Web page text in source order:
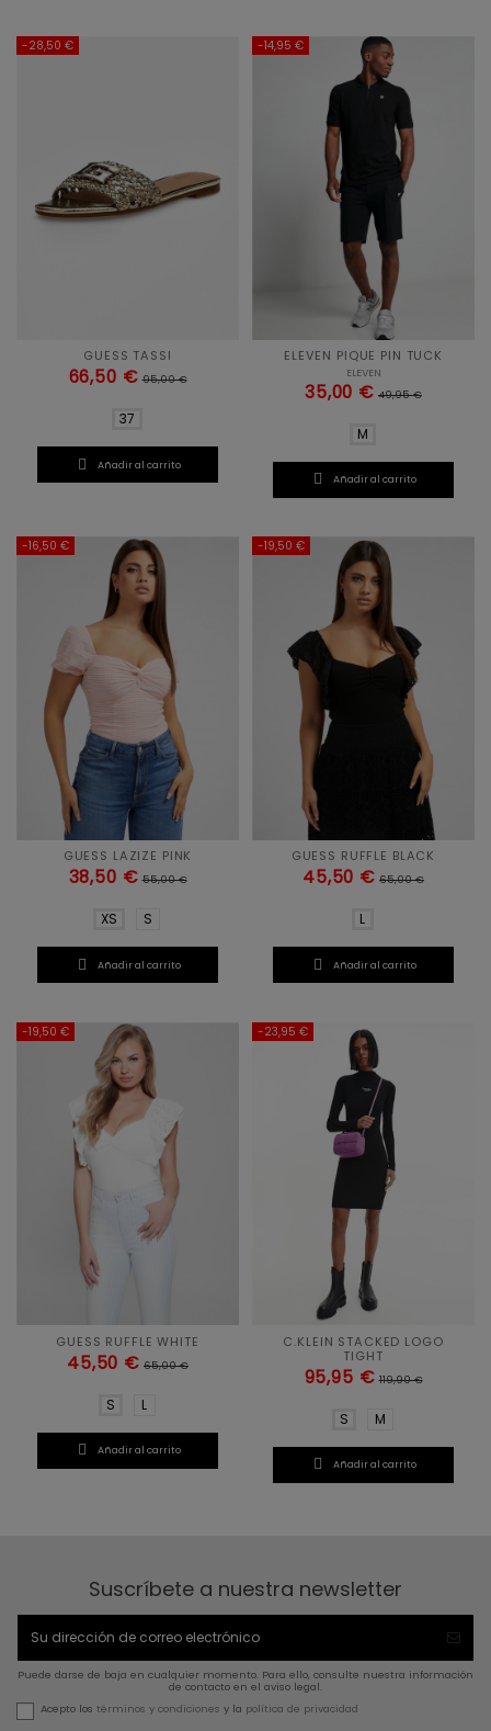
-28,50 €
GUESS TASSI
66,50 € 95,00 €
37
 Añadir al carrito
-14,95 €
ELEVEN PIQUE PIN TUCK
ELEVEN
35,00 € 49,95 €
M
 Añadir al carrito
-16,50 €
GUESS LAZIZE PINK
38,50 € 55,00 €
XS S
 Añadir al carrito
-19,50 €
GUESS RUFFLE BLACK
45,50 € 65,00 €
L
 Añadir al carrito
-19,50 €
GUESS RUFFLE WHITE
45,50 € 65,00 €
S L
 Añadir al carrito
-23,95 €
C.KLEIN STACKED LOGO
TIGHT
95,95 € 119,90 €
S M
 Añadir al carrito
Suscríbete a nuestra newsletter
Puede darse de baja en cualquier momento. Para ello, consulte nuestra información
de contacto en el aviso legal.
Acepto los términos y condiciones y la política de privacidad